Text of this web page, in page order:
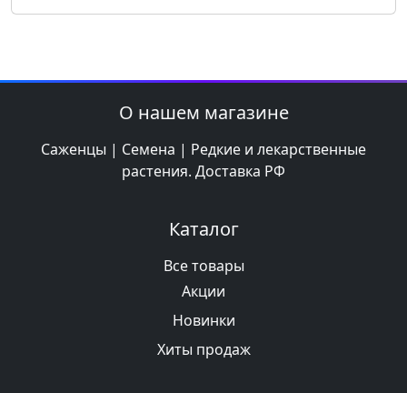
О нашем магазине
Саженцы | Семена | Редкие и лекарственные
растения. Доставка РФ
Каталог
Все товары
Акции
Новинки
Хиты продаж